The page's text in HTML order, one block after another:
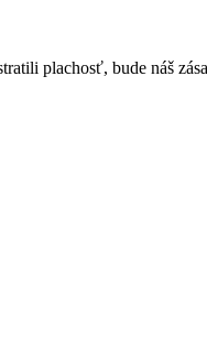
plachosť, bude náš